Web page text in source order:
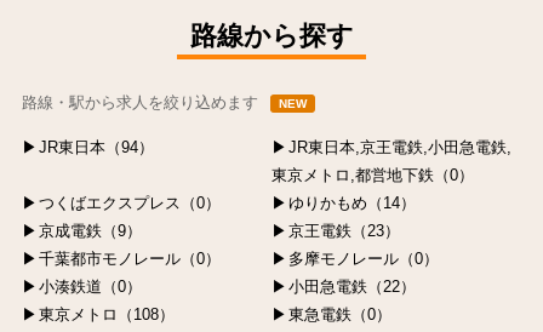
路線から探す
路線・駅から求人を絞り込めます NEW
JR東日本（94）
JR東日本,京王電鉄,小田急電鉄,
東京メトロ,都営地下鉄（0）
つくばエクスプレス（0）
ゆりかもめ（14）
京成電鉄（9）
京王電鉄（23）
千葉都市モノレール（0）
多摩モノレール（0）
小湊鉄道（0）
小田急電鉄（22）
東京メトロ（108）
東急電鉄（0）